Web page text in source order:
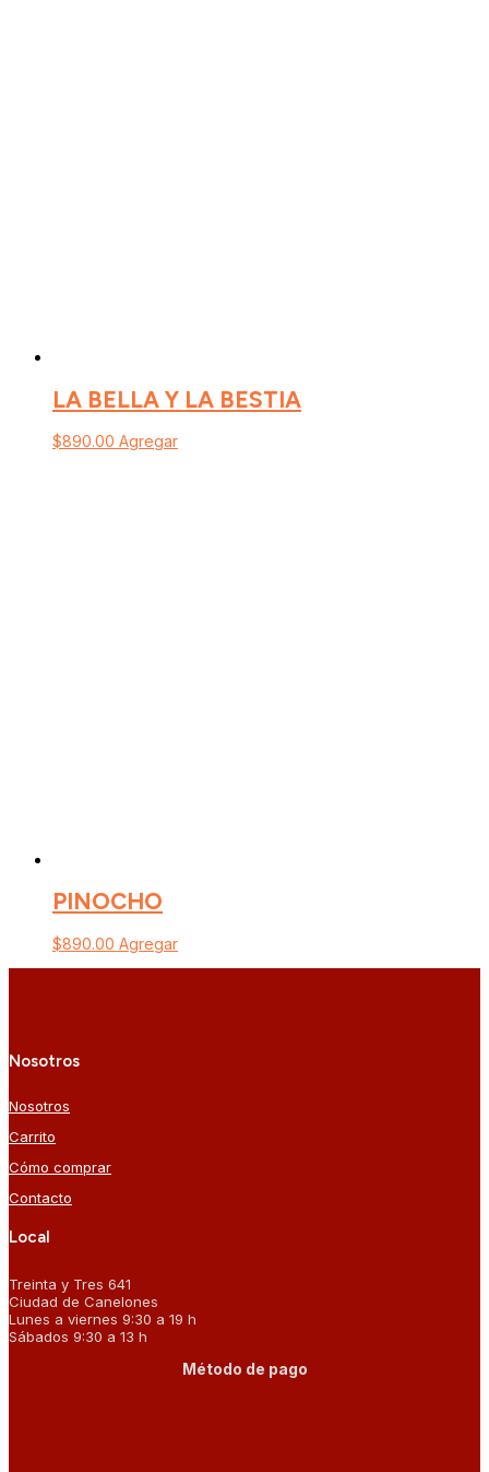
LA BELLA Y LA BESTIA
$890.00 Agregar
PINOCHO
$890.00 Agregar
Nosotros
Nosotros
Carrito
Cómo comprar
Contacto
Local
Treinta y Tres 641
Ciudad de Canelones
Lunes a viernes 9:30 a 19 h
Sábados 9:30 a 13 h
Método de pago